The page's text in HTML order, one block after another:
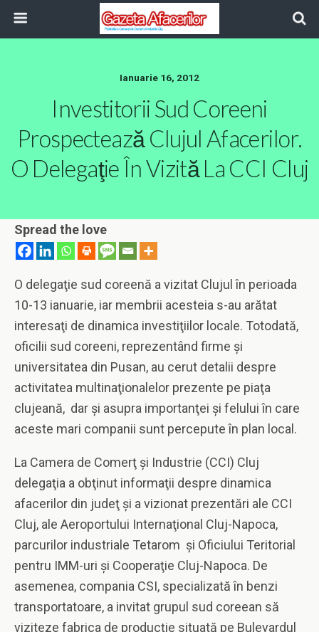
Ianuarie 16, 2012
Investitorii Sud Coreeni
Prospectează Clujul Afacerilor.
O Delegaţie În Vizită La CCI Cluj
Spread the love
O delegaţie sud coreenă a vizitat Clujul în perioada
10-13 ianuarie, iar membrii acesteia s-au arătat
interesaţi de dinamica investiţiilor locale. Totodată,
oficilii sud coreeni, reprezentând firme şi
universitatea din Pusan, au cerut detalii despre
activitatea multinaţionalelor prezente pe piaţa
clujeană, dar şi asupra importanţei şi felului în care
aceste mari companii sunt percepute în plan local.
La Camera de Comerţ şi Industrie (CCI) Cluj
delegaţia a obţinut informaţii despre dinamica
afacerilor din judeţ şi a vizionat prezentări ale CCI
Cluj, ale Aeroportului Internaţional Cluj-Napoca,
parcurilor industriale Tetarom şi Oficiului Teritorial
pentru IMM-uri şi Cooperaţie Cluj-Napoca. De
asemenea, compania CSI, specializată în benzi
transportatoare, a invitat grupul sud coreean să
viziteze fabrica de producţie situată pe Bulevardul